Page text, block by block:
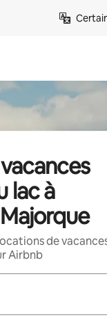
lac à
de
Airbnb
utilisez les